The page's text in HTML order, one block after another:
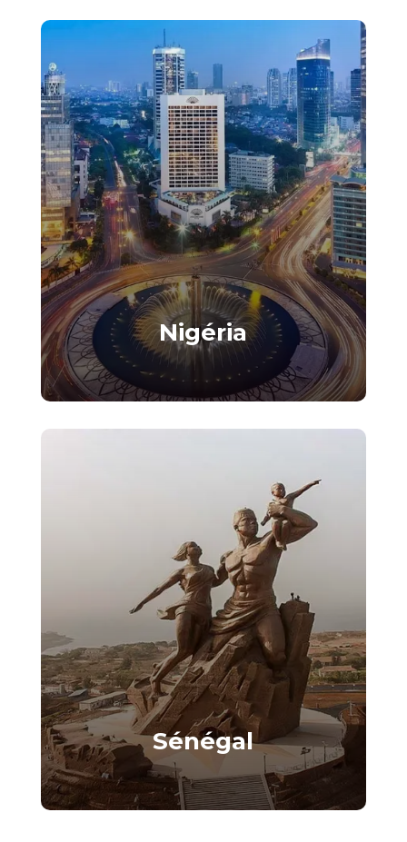
Nigéria
Terre d’innovation et d’opportunités
immobilières infinies..
Sénégal
La terre de la Teranga et des
opportunités immobilières.